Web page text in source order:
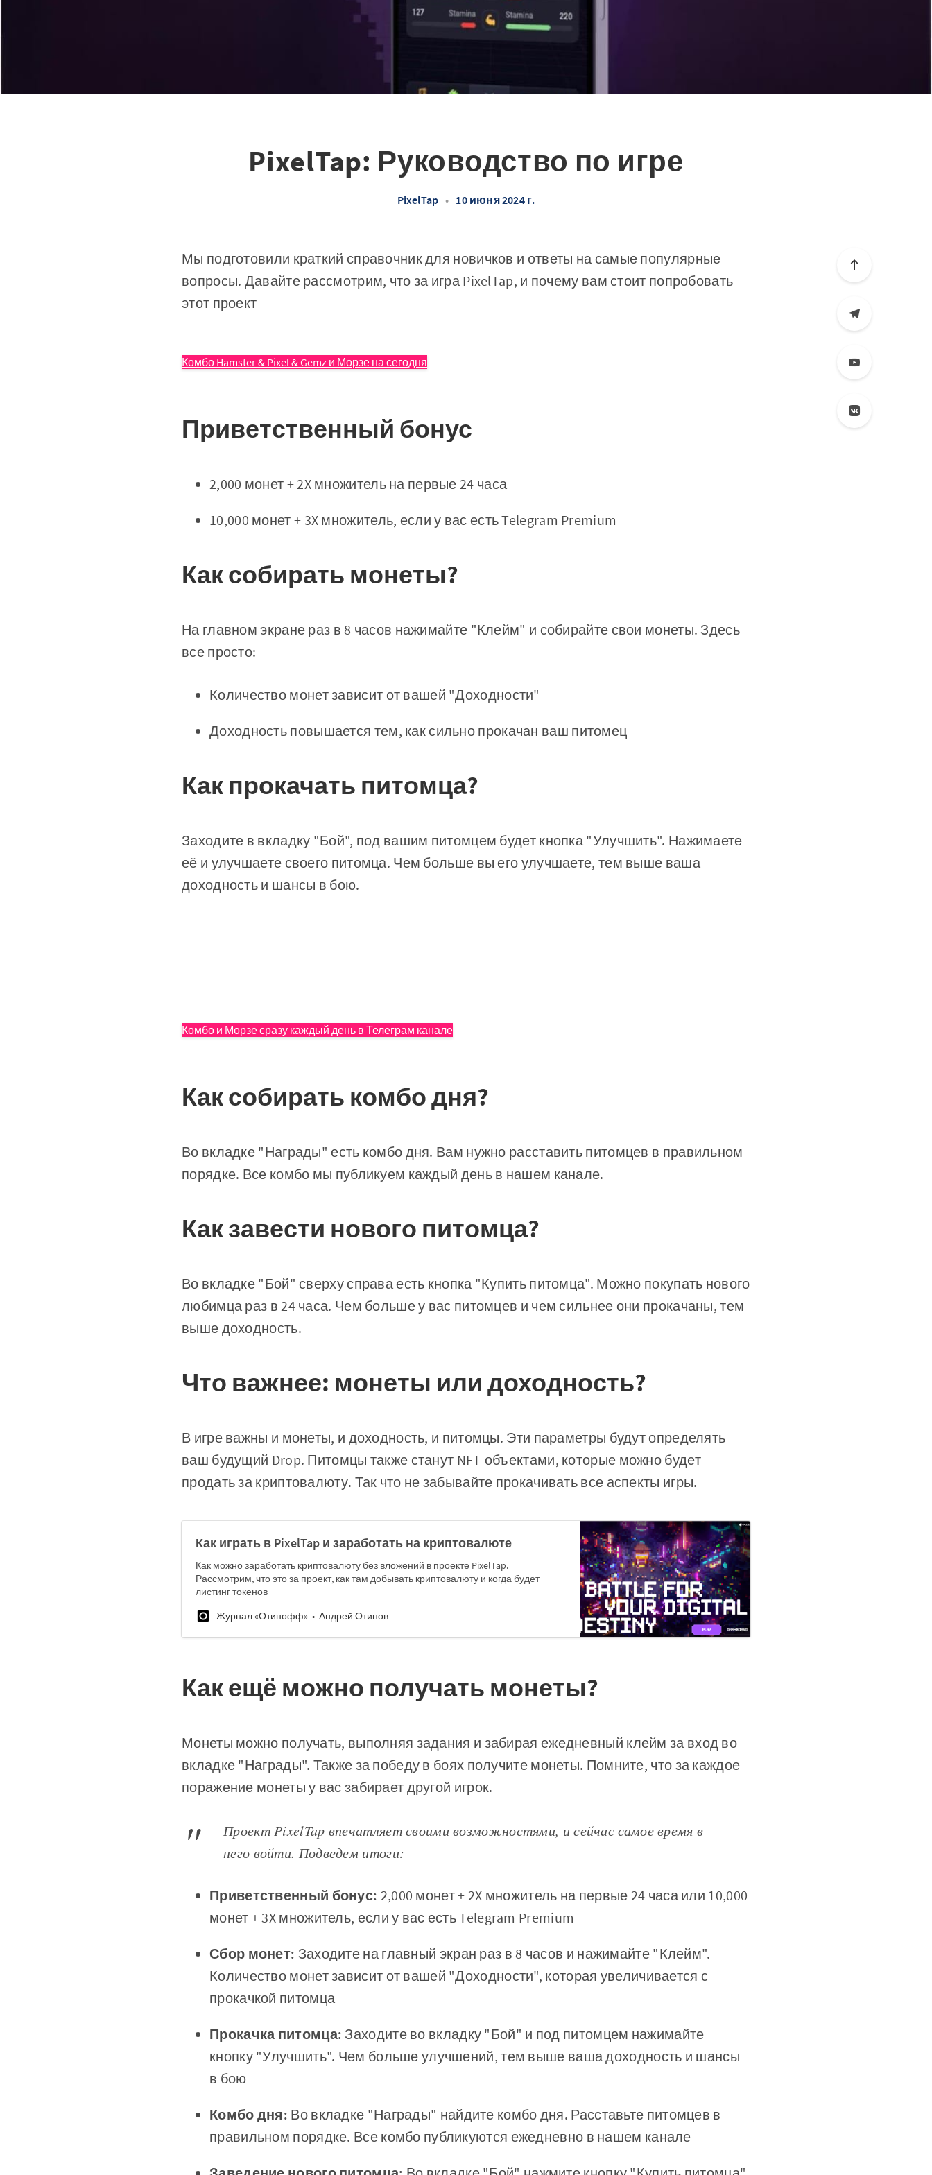
PixelTap: Руководство по игре
PixelTap • 10 июня 2024 г.
Мы подготовили краткий справочник для новичков и ответы на самые популярные
вопросы. Давайте рассмотрим, что за игра PixelTap, и почему вам стоит попробовать
этот проект
Комбо Hamster & Pixel & Gemz и Морзе на сегодня
Приветственный бонус
2,000 монет + 2X множитель на первые 24 часа
10,000 монет + 3X множитель, если у вас есть Telegram Premium
Как собирать монеты?
На главном экране раз в 8 часов нажимайте "Клейм" и собирайте свои монеты. Здесь
все просто:
Количество монет зависит от вашей "Доходности"
Доходность повышается тем, как сильно прокачан ваш питомец
Как прокачать питомца?
Заходите в вкладку "Бой", под вашим питомцем будет кнопка "Улучшить". Нажимаете
её и улучшаете своего питомца. Чем больше вы его улучшаете, тем выше ваша
доходность и шансы в бою.
Комбо и Морзе сразу каждый день в Телеграм канале
Как собирать комбо дня?
Во вкладке "Награды" есть комбо дня. Вам нужно расставить питомцев в правильном
порядке. Все комбо мы публикуем каждый день в нашем канале.
Как завести нового питомца?
Во вкладке "Бой" сверху справа есть кнопка "Купить питомца". Можно покупать нового
любимца раз в 24 часа. Чем больше у вас питомцев и чем сильнее они прокачаны, тем
выше доходность.
Что важнее: монеты или доходность?
В игре важны и монеты, и доходность, и питомцы. Эти параметры будут определять
ваш будущий Drop. Питомцы также станут NFT-объектами, которые можно будет
продать за криптовалюту. Так что не забывайте прокачивать все аспекты игры.
Как играть в PixelTap и заработать на криптовалюте
Как можно заработать криптовалюту без вложений в проекте PixelTap.
Рассмотрим, что это за проект, как там добывать криптовалюту и когда будет
листинг токенов
Журнал «Отинофф»
Андрей Отинов
Как ещё можно получать монеты?
Монеты можно получать, выполняя задания и забирая ежедневный клейм за вход во
вкладке "Награды". Также за победу в боях получите монеты. Помните, что за каждое
поражение монеты у вас забирает другой игрок.
Проект PixelTap впечатляет своими возможностями, и сейчас самое время в
него войти. Подведем итоги:
Приветственный бонус: 2,000 монет + 2X множитель на первые 24 часа или 10,000
монет + 3X множитель, если у вас есть Telegram Premium
Сбор монет: Заходите на главный экран раз в 8 часов и нажимайте "Клейм".
Количество монет зависит от вашей "Доходности", которая увеличивается с
прокачкой питомца
Прокачка питомца: Заходите во вкладку "Бой" и под питомцем нажимайте
кнопку "Улучшить". Чем больше улучшений, тем выше ваша доходность и шансы
в бою
Комбо дня: Во вкладке "Награды" найдите комбо дня. Расставьте питомцев в
правильном порядке. Все комбо публикуются ежедневно в нашем канале